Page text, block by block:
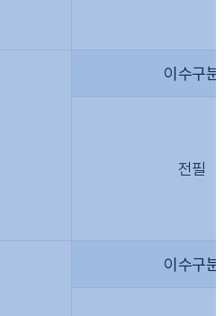
이수구분
전필
이수구분